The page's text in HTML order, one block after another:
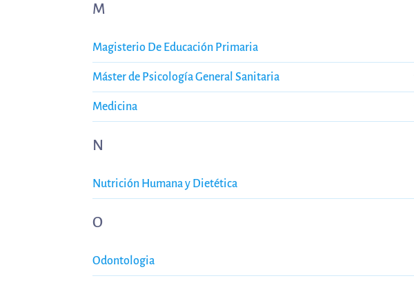
M
Magisterio De Educación Primaria
Máster de Psicología General Sanitaria
Medicina
N
Nutrición Humana y Dietética
O
Odontologia